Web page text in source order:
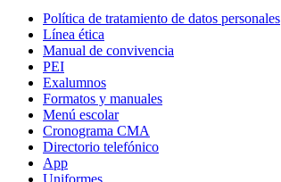
Política de tratamiento de datos personales
Línea ética
Manual de convivencia
PEI
Exalumnos
Formatos y manuales
Menú escolar
Cronograma CMA
Directorio telefónico
App